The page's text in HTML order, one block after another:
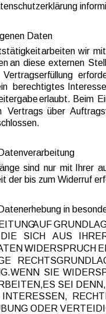
Daten
arbeiten wir
an diese externen
Vertragserfüllung
berechtigtes
erlaubt. Beim
Vertrags über
sind nur mit Ihrer
der bis zum Widerruf
in
AUF
DIE SICH AUS
WIDERSPRUCH
WENN SIE
ES SEI
INTERESSEN,
ODER